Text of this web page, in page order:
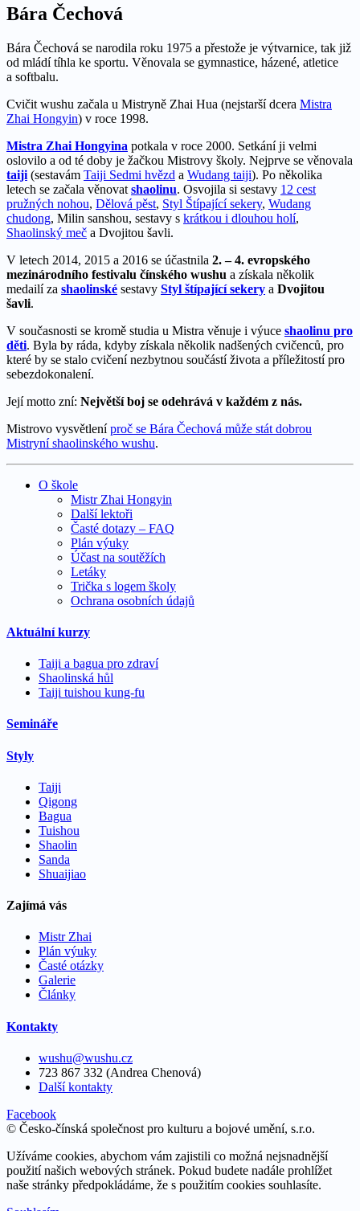
Bára Čechová
Bára Čechová se narodila roku 1975 a přestože je výtvarnice, tak již
od mládí tíhla ke sportu. Věnovala se gymnastice, házené, atletice
a softbalu.
Cvičit wushu začala u Mistryně Zhai Hua (nejstarší dcera Mistra
Zhai Hongyin) v roce 1998.
Mistra Zhai Hongyina potkala v roce 2000. Setkání ji velmi
oslovilo a od té doby je žačkou Mistrovy školy. Nejprve se věnovala
taiji (sestavám Taiji Sedmi hvězd a Wudang taiji). Po několika
letech se začala věnovat shaolinu. Osvojila si sestavy 12 cest
pružných nohou, Dělová pěst, Styl Štípající sekery, Wudang
chudong, Milin sanshou, sestavy s krátkou i dlouhou holí,
Shaolinský meč a Dvojitou šavli.
V letech 2014, 2015 a 2016 se účastnila 2. – 4. evropského
mezinárodního festivalu čínského wushu a získala několik
medailí za shaolinské sestavy Styl štípající sekery a Dvojitou
šavli.
V současnosti se kromě studia u Mistra věnuje i výuce shaolinu pro
děti. Byla by ráda, kdyby získala několik nadšených cvičenců, pro
které by se stalo cvičení nezbytnou součástí života a příležitostí pro
sebezdokonalení.
Její motto zní: Největší boj se odehrává v každém z nás.
Mistrovo vysvětleníproč se Bára Čechová může stát dobrou
Mistryní shaolinského wushu.
O škole
Mistr Zhai Hongyin
Další lektoři
Časté dotazy – FAQ
Plán výuky
Účast na soutěžích
Letáky
Trička s logem školy
Ochrana osobních údajů
Aktuální kurzy
Taiji a bagua pro zdraví
Shaolinská hůl
Taiji tuishou kung-fu
Semináře
Styly
Taiji
Qigong
Bagua
Tuishou
Shaolin
Sanda
Shuaijiao
Zajímá vás
Mistr Zhai
Plán výuky
Časté otázky
Galerie
Články
Kontakty
wushu@wushu.cz
723 867 332 (Andrea Chenová)
Další kontakty
Facebook
© Česko-čínská společnost pro kulturu a bojové umění, s.r.o.
Užíváme cookies, abychom vám zajistili co možná nejsnadnější
použití našich webových stránek. Pokud budete nadále prohlížet
naše stránky předpokládáme, že s použitím cookies souhlasíte.